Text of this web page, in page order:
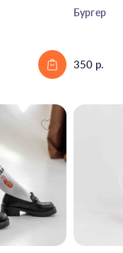
Бургер
350 р.